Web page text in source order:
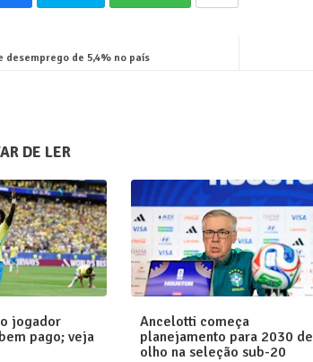
desemprego de 5,4% no país
DE LER
jogador
pago; veja
Ancelotti começa
planejamento para 2030 de
olho na seleção sub-20